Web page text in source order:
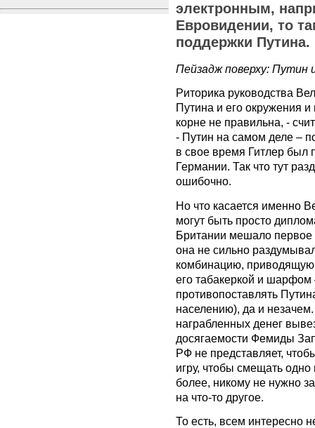
электронным,
Евровидении, то
поддержки Путина.
Пейзадж поверху: Путин
Риторика руководства
Путина и его окружения
корне не правильна, -
- Путин на самом деле –
в свое время Гитлер был
Германии. Так что тут
ошибочно.
Но что касается именно
могут быть просто
Британии мешало первое
она не сильно
комбинацию, приводящую
его табакеркой и
противопоставлять
населению), да и
награбленных денег
досягаемости Фемиды
РФ не представляет,
игру, чтобы смещать
более, никому не нужно
на что-то другое.
То есть, всем интересно